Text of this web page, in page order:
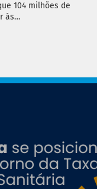
104 milhões de
às…